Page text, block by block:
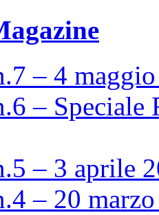
– 4
– Speciale
– 3 aprile
– 20